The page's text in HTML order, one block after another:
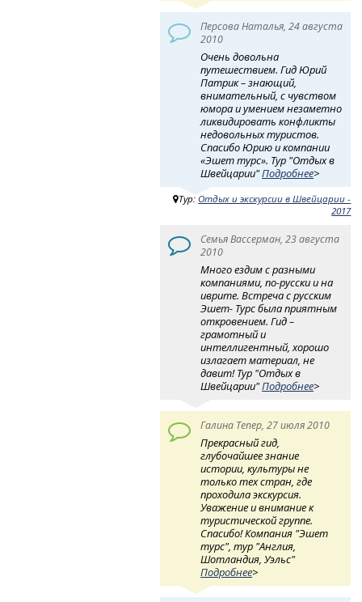
Персова Наталья, 24 августа
2010
Очень довольна
путешествием. Гид Юрий
Патрик – знающий,
внимательный, с чувством
юмора и умением незаметно
ликвидировать конфликты
недовольных туристов.
Спасибо Юрию и компании
«Эшет турс». Тур "Отдых в
Швейцарии"Подробнее>
Тур: Отдых и экскурсии в Швейцарии -
2017
Семья Вассерман, 23 августа
2010
Много ездим с разными
компаниями, по-русски и на
иврите. Встреча с русским
Эшет- Турс была приятным
откровением. Гид –
грамотный и
интеллигентный, хорошо
излагает материал, не
давит! Тур "Отдых в
Швейцарии"Подробнее>
Галина Тепер, 27 июля 2010
Прекрасный гид,
глубочайшее знание
истории, культуры не
только тех стран, где
проходила экскурсия.
Уважение и внимание к
туристической группе.
Спасибо! Компания "Эшет
турс", тур "Англия,
Шотландия, Уэльс"
Подробнее>